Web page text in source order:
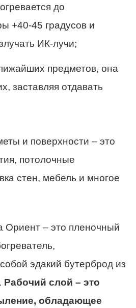
до
+40-45 градусов и
ИК-лучи;
предметов, она
заставляя отдавать
и поверхности – это
потолочные
стен, мебель и многое
Ориент – это пленочный
эдакий бутерброд из
Рабочий слой – это
обладающее